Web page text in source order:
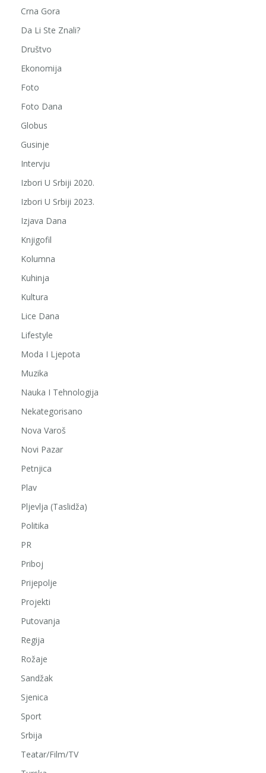
Crna Gora
Da Li Ste Znali?
Društvo
Ekonomija
Foto
Foto Dana
Globus
Gusinje
Intervju
Izbori U Srbiji 2020.
Izbori U Srbiji 2023.
Izjava Dana
Knjigofil
Kolumna
Kuhinja
Kultura
Lice Dana
Lifestyle
Moda I Ljepota
Muzika
Nauka I Tehnologija
Nekategorisano
Nova Varoš
Novi Pazar
Petnjica
Plav
Pljevlja (Taslidža)
Politika
PR
Priboj
Prijepolje
Projekti
Putovanja
Regija
Rožaje
Sandžak
Sjenica
Sport
Srbija
Teatar/Film/TV